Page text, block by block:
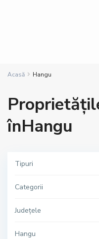
Acasă Hangu
înHangu
Tipuri
Categorii
Județele
Hangu